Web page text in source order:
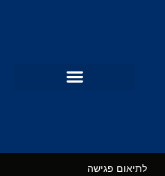
לתיאום פגישה